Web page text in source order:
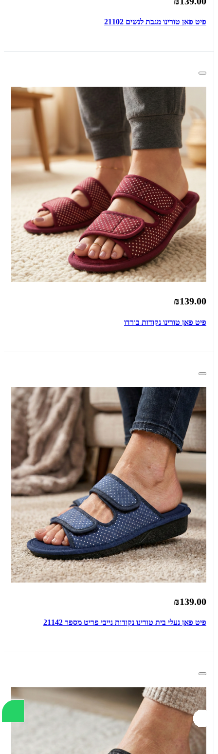
פיט פאן טורינו מגבת לנשים 21102
₪139.00
פיט פאן טורינו נקודות בורדו
₪139.00
פיט פאן נעלי בית טורינו נקודות נייבי פריט מספר 21142